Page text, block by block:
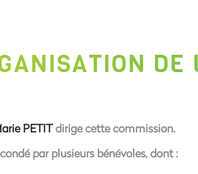
DE
PETITdirige cette commission.
par plusieurs bénévoles, dont :